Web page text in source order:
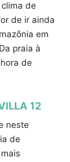
de
de ir ainda
em
praia à
de
12
neste
de